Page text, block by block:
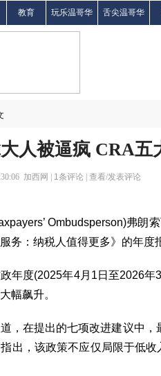
教育 玩乐温哥华 舌尖温哥华
人被逼疯 CRA五
加西网 | 1条评论 | 查看/发表评论
Ombudsperson)弗朗
务：纳税人值得更多》的年度
年度(2025年4月1日至2026
幅飙升。
，在提出的七项改进建议中，
出，该政策不应仅局限于低收